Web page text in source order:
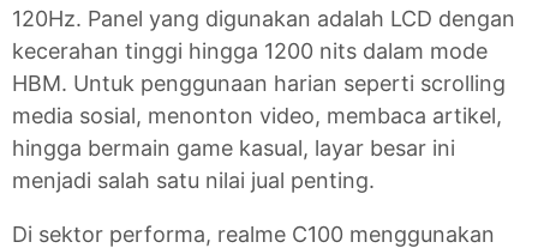
120Hz. Panel yang digunakan adalah LCD dengan
kecerahan tinggi hingga 1200 nits dalam mode
HBM. Untuk penggunaan harian seperti scrolling
media sosial, menonton video, membaca artikel,
hingga bermain game kasual, layar besar ini
menjadi salah satu nilai jual penting.
Di sektor performa, realme C100 menggunakan